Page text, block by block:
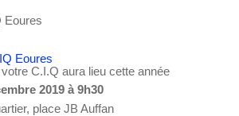
Eoures
votre C.I.Q aura lieu cette année
2019 à 9h30
place JB Auffan